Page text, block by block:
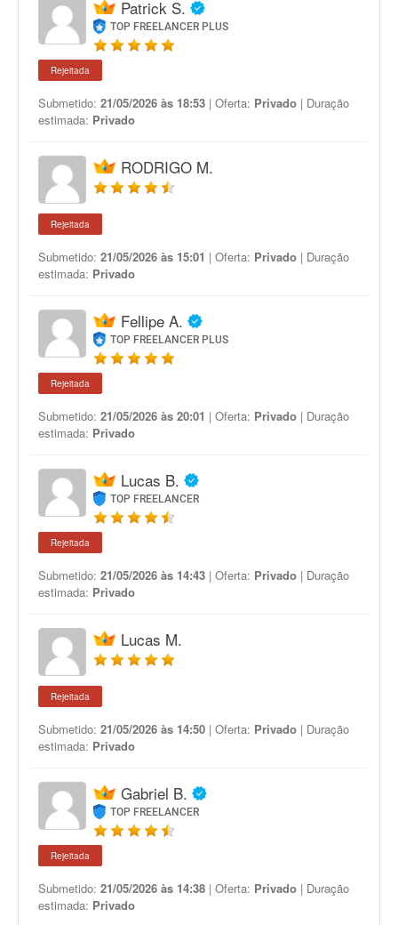
Patrick S.
TOP FREELANCER PLUS
Rejeitada
Submetido: 21/05/2026 às 18:53 | Oferta: Privado | Duração
estimada: Privado
RODRIGO M.
Rejeitada
Submetido: 21/05/2026 às 15:01 | Oferta: Privado | Duração
estimada: Privado
Fellipe A.
TOP FREELANCER PLUS
Rejeitada
Submetido: 21/05/2026 às 20:01 | Oferta: Privado | Duração
estimada: Privado
Lucas B.
TOP FREELANCER
Rejeitada
Submetido: 21/05/2026 às 14:43 | Oferta: Privado | Duração
estimada: Privado
Lucas M.
Rejeitada
Submetido: 21/05/2026 às 14:50 | Oferta: Privado | Duração
estimada: Privado
Gabriel B.
TOP FREELANCER
Rejeitada
Submetido: 21/05/2026 às 14:38 | Oferta: Privado | Duração
estimada: Privado